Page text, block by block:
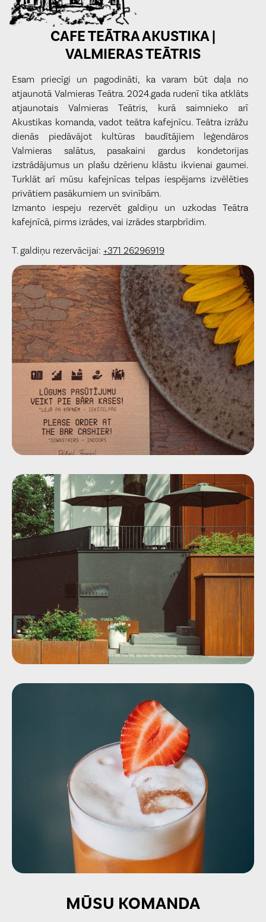
CAFE TEĀTRA AKUSTIKA |
VALMIERAS TEĀTRIS
Esam priecīgi un pagodināti, ka varam būt daļa no
atjaunotā Valmieras Teātra. 2024.gada rudenī tika atklāts
atjaunotais Valmieras Teātris, kurā saimnieko arī
Akustikas komanda, vadot teātra kafejnīcu. Teātra izrāžu
dienās piedāvājot kultūras baudītājiem leģendāros
Valmieras salātus, pasakaini gardus kondetorijas
izstrādājumus un plašu dzērienu klāstu ikvienai gaumei.
Turklāt arī mūsu kafejnīcas telpas iespējams izvēlēties
privātiem pasākumiem un svinībām.
Izmanto iespeju rezervēt galdiņu un uzkodas Teātra
kafejnīcā, pirms izrādes, vai izrādes starpbrīdim.
T. galdiņu rezervācijai: +371 26296919
MŪSU KOMANDA